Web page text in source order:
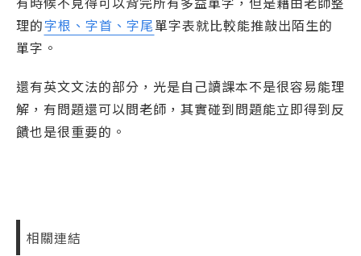
理的字根、字首、字尾單字表就比較能推敲出陌生的
單字。
還有英文文法的部分，光是自己讀課本不是很容易能理
解，有問題還可以問老師，其實碰到問題能立即得到反
饋也是很重要的。
相關連結